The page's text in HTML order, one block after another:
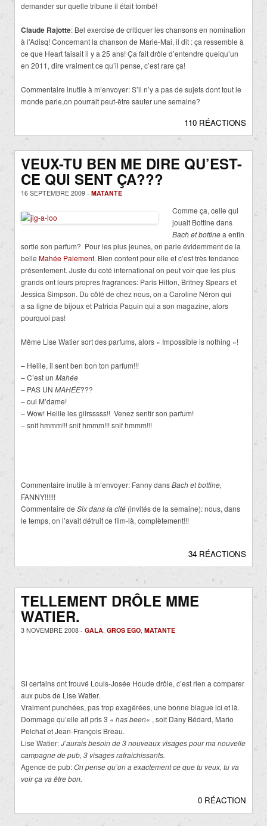
demander sur quelle tribune il était tombé!
Claude Rajotte: Bel exercise de critiquer les chansons en nomination
à l’Adisq! Concernant la chanson de Marie-Mai, il dit : ça ressemble à
ce que Heart faisait il y a 25 ans! Ça fait drôle d’entendre quelqu’un
en 2011, dire vraiment ce qu’il pense, c’est rare ça!
Commentaire inutile à m’envoyer: S’il n’y a pas de sujets dont tout le
monde parle,on pourrait peut-être sauter une semaine?
110 RÉACTIONS
VEUX-TU BEN ME DIRE QU’EST-
CE QUI SENT ÇA???
16 SEPTEMBRE 2009 - MATANTE
Comme ça, celle qui
jouait Bottine dans
Bach et bottinea enfin
sortie son parfum? Pour les plus jeunes, on parle évidemment de la
belle Mahée Paiement. Bien content pour elle et c’est très tendance
présentement. Juste du coté international on peut voir que les plus
grands ont leurs propres fragrances: Paris Hilton, Britney Spears et
Jessica Simpson. Du côté de chez nous, on a Caroline Néron qui
a sa ligne de bijoux et Patricia Paquin qui a son magazine, alors
pourquoi pas!
Même Lise Watier sort des parfums, alors « Impossible is nothing »!
– Heille, il sent ben bon ton parfum!!!
– C’est un Mahée
– PAS UN MAHÉE???
– oui M’dame!
– Wow! Heille les gilrsssss!! Venez sentir son parfum!
– snif hmmm!!! snif hmmm!!! snif hmmm!!!
Commentaire inutile à m’envoyer: Fanny dansBach et bottine,
FANNY!!!!!!
Commentaire de Six dans la cité (invités de la semaine): nous, dans
le temps, on l’avait détruit ce film-là, complètement!!!
34 RÉACTIONS
TELLEMENT DRÔLE MME
WATIER.
3 NOVEMBRE 2008 - GALA, GROS EGO, MATANTE
Si certains ont trouvé Louis-Josée Houde drôle, c’est rien a comparer
aux pubs de Lise Watier.
Vraiment punchées, pas trop exagérées, une bonne blague ici et là.
Dommage qu’elle ait pris 3 « has been« , soit Dany Bédard, Mario
Pelchat et Jean-François Breau.
Lise Watier:J’aurais besoin de 3 nouveaux visages pour ma nouvelle
campagne de pub, 3 visages rafraichissants.
Agence de pub:On pense qu’on a exactement ce que tu veux, tu va
voir ça va être bon.
0 RÉACTION